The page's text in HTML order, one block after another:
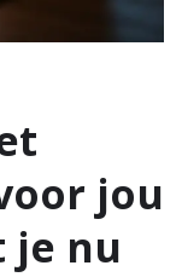
jou
je nu